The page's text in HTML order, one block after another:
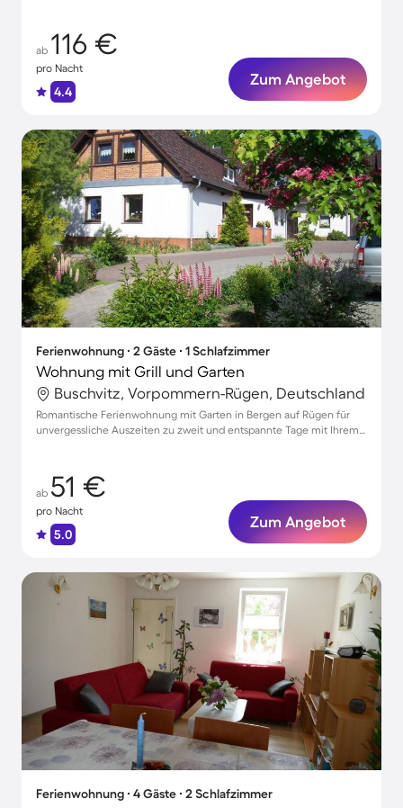
ab 116 €
pro Nacht
4.4
Zum Angebot
Ferienwohnung ∙ 2 Gäste ∙ 1 Schlafzimmer
Wohnung mit Grill und Garten
Buschvitz, Vorpommern-Rügen, Deutschland
Romantische Ferienwohnung mit Garten in Bergen auf Rügen für
unvergessliche Auszeiten zu zweit und entspannte Tage mit Ihrem
ab 51 €
pro Nacht
5.0
Zum Angebot
Ferienwohnung ∙ 4 Gäste ∙ 2 Schlafzimmer